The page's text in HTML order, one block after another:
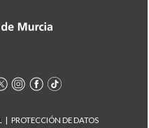
PROTECCIÓN DE DATOS